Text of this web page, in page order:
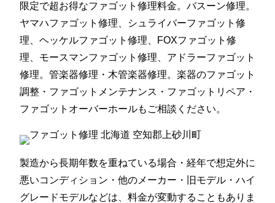
限定で超お得なファゴット修理料金。バスーン修理。
ヤマハファゴット修理、シュライバーファゴット修
理、ヘッケルファゴット修理、FOXファゴット修
理、モースマンファゴット修理、アドラーファゴット
修理。管楽器修理・木管楽器修理。楽器のファゴット
調整・ファゴットメンテナンス・ファゴットリペア・
ファゴットオーバーホールもご相談ください。
製造から長期年数を重ねている場合・経年で想定外に
悪いコンディション・他のメーカー・旧モデル・ハイ
グレードモデルなどは、料金が変動することもありま